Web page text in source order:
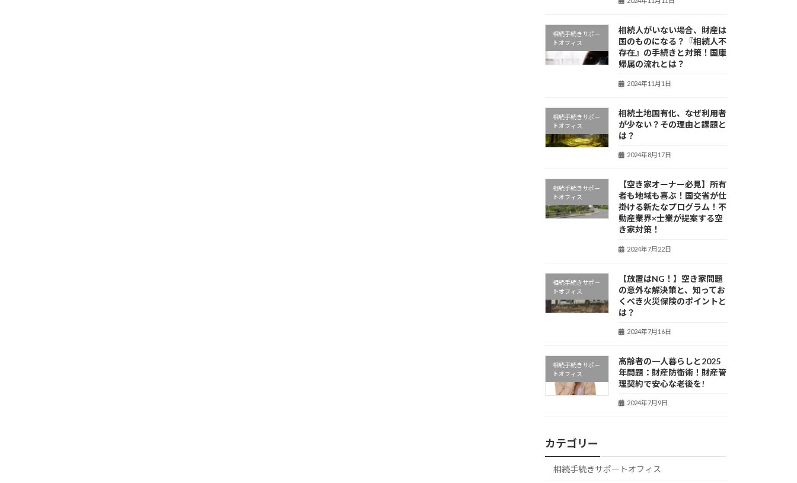
相続手続きサポー
トオフィス
相続人がいない場合、財産は
国のものになる？『相続人不
存在』の手続きと対策！国庫
帰属の流れとは？
2024年11月1日
相続手続きサポー
トオフィス
相続土地国有化、なぜ利用者
が少ない？その理由と課題と
は？
2024年8月17日
相続手続きサポー
トオフィス
【空き家オーナー必見】所有
者も地域も喜ぶ！国交省が仕
掛ける新たなプログラム！不
動産業界×士業が提案する空
き家対策！
2024年7月22日
相続手続きサポー
トオフィス
【放置はNG！】空き家問題
の意外な解決策と、知ってお
くべき火災保険のポイントと
は？
2024年7月16日
相続手続きサポー
トオフィス
高齢者の一人暮らしと2025
年問題：財産防衛術！財産管
理契約で安心な老後を!
2024年7月9日
カテゴリー
相続手続きサポートオフィス